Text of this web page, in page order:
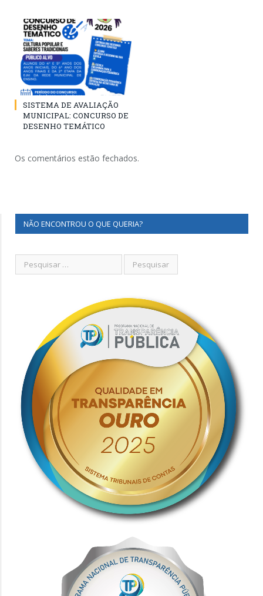
SISTEMA DE AVALIAÇÃO
MUNICIPAL: CONCURSO DE
DESENHO TEMÁTICO
Os comentários estão fechados.
NÃO ENCONTROU O QUE QUERIA?